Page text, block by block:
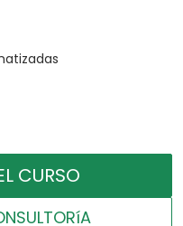
CURSO